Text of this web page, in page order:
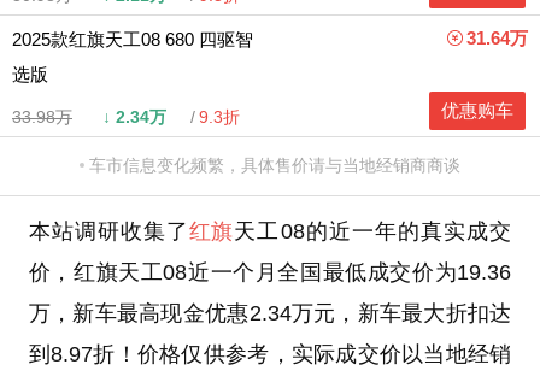
2025款红旗天工08 680 四驱智
选版
33.98万 ↓ 2.34万 9.3折
31.64万
优惠购车
车市信息变化频繁，具体售价请与当地经销商商谈
本站调研收集了红旗天工08的近一年的真实成交
价，红旗天工08近一个月全国最低成交价为19.36
万，新车最高现金优惠2.34万元，新车最大折扣达
到8.97折！价格仅供参考，实际成交价以当地经销